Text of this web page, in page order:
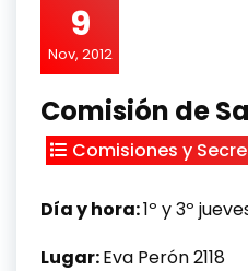
9
Nov, 2012
Comisión de
Comisiones y
Día y hora:1º y 3º
Lugar:Eva Perón 2118